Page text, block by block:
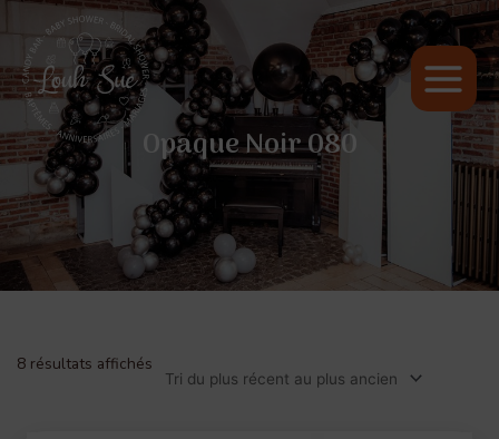
Main
Menu
Opaque Noir 080
8 résultats affichés